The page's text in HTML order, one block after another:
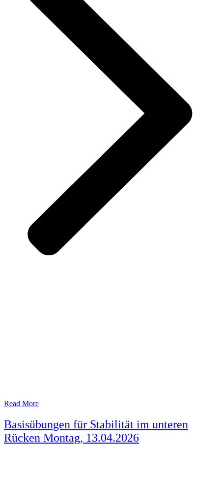
Read More
Basisübungen für Stabilität im unteren
Rücken Montag, 13.04.2026